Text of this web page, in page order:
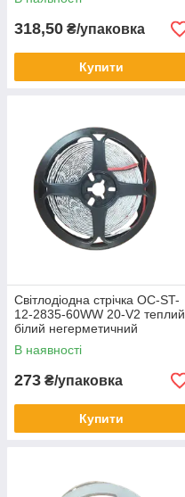
318,50 ₴/упаковка
Купити
Світлодіодна стрічка ОС-ST-
12-2835-60WW 20-V2 теплий
білий негерметичний
В наявності
273 ₴/упаковка
Купити